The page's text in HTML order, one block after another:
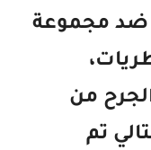
ضد مجموعة
من
تم